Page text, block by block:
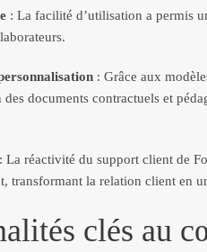
: La facilité d’utilisation a permis
: Grâce aux
documents contractuels et
La réactivité du support client de
transformant la relation client en
clés au